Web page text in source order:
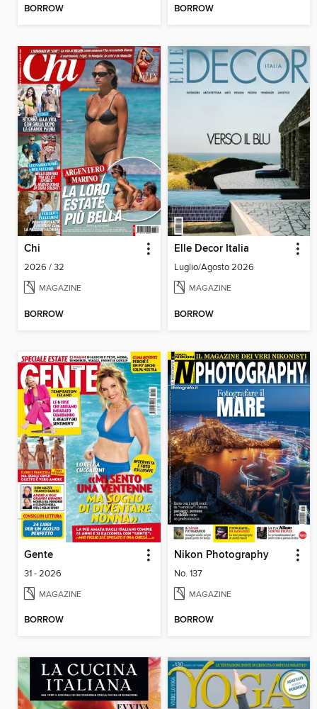
BORROW BORROW
Chi
2026 / 32
MAGAZINE
BORROW
Elle Decor Italia
Luglio/Agosto 2026
MAGAZINE
BORROW
Gente
31 - 2026
MAGAZINE
BORROW
Nikon Photography
No. 137
MAGAZINE
BORROW